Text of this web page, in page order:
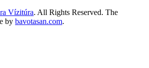
Vízitúra. All Rights Reserved. The
by bavotasan.com.